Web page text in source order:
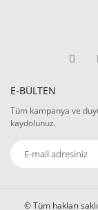
E-BÜLTEN
Tüm kampanya ve
kaydolunuz.
© Tüm hakları